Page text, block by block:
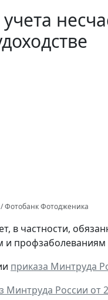
Фотобанк Фотодженика
в частности,
и профзаболеваниям
приказа Минтруда
Минтруда России от